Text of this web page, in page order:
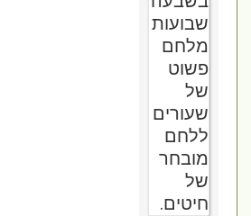
שבועות
מלחם
פשוט
של
שעורים
ללחם
מובחר
של
חיטים.